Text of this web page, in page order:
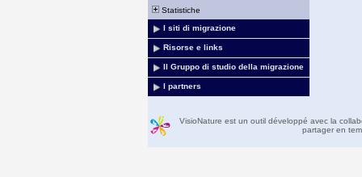
Statistiche
I siti di migrazione
Risorse e links
Il Gruppo di studio della migrazione
I partners
VisioNature est un outil développé avec la
partager en